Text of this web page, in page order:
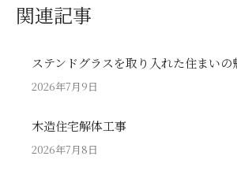
関連記事
ステンドグラスを取り入れた住まいの
2026年7月9日
木造住宅解体工事
2026年7月8日